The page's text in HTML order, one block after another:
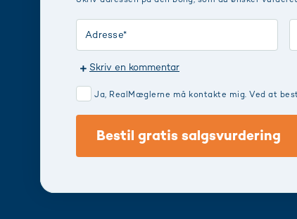
Skriv en kommentar
Ja, RealMæglerne må kontakte mig. Ved at
Bestil gratis salgsvurdering